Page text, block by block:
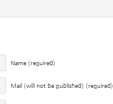
Name (required)
Mail (will not be published) (required)